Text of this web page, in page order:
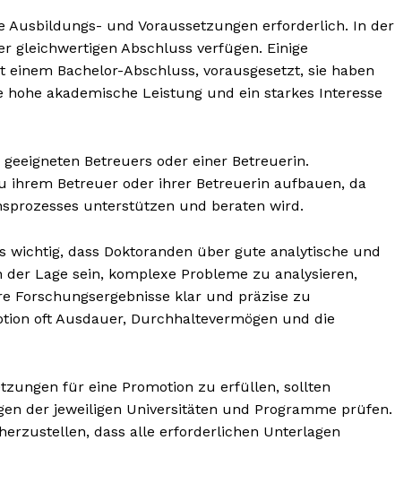
Inhalte
und Voraussetzungen erforderlich. In der
gleichwertigen Abschluss verfügen. Einige
Bachelor-Abschluss, vorausgesetzt, sie haben
akademische Leistung und ein starkes Interesse
Betreuers oder einer Betreuerin.
ihrem Betreuer oder ihrer Betreuerin aufbauen, da
unterstützen und beraten wird.
dass Doktoranden über gute analytische und
Lage sein, komplexe Probleme zu analysieren,
Forschungsergebnisse klar und präzise zu
oft Ausdauer, Durchhaltevermögen und die
für eine Promotion zu erfüllen, sollten
der jeweiligen Universitäten und Programme prüfen.
dass alle erforderlichen Unterlagen